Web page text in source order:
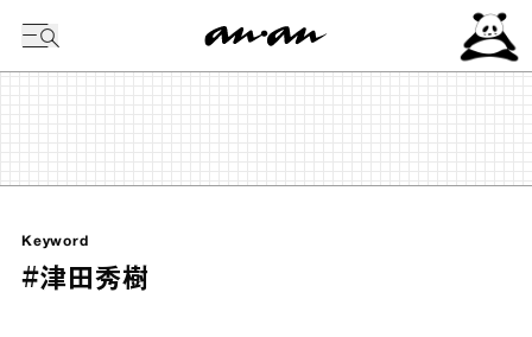
Keyword
#津田秀樹